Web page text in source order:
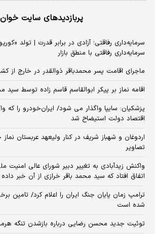
پربازدیدهای سایت خوان
سرمایه‌داری رفاقتی؛ آزادی در برابر قدرت | تولد
سرمایه‌داری رفاقتی با منطق بازار
ماجرای اقامت پسر محمدباقر ذوالقدر در خارج از
اقامه نماز بر پیکر ابوالقاسم قاسم زاده توسط
پزشکیان: سایپا واگذار می شود/ ایران‌خودرو را که
اقتصاد دولت استیضاح شد
اردوغان و شهباز شریف در کنار ولیعهد عربستان
تصاویر
واکنش زیدآبادی به تغییر دبیر شورای عالی
اتفاق افتاد که سید محمد باقر خرازی از آن خبر
ترامپ زمان پایان جنگ ایران را اعلام کرد/ تامین
شده است
توئیت جدید محسن رضایی درباره بازشدن تنگه